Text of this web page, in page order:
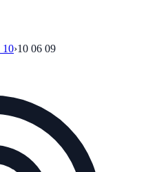
10›10 06 09